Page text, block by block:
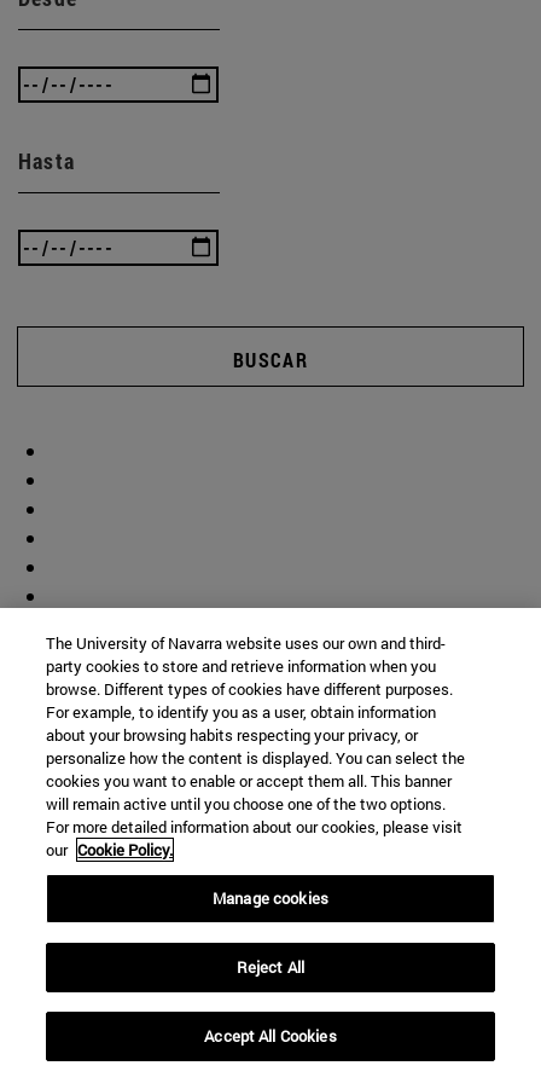
Hasta
BUSCAR
(abre en nueva ventana)
Mi correo(abre en nueva ventana)
Búsqueda de personas (abre en nueva ventana)
The University of Navarra website uses our own and third-
party cookies to store and retrieve information when you
browse. Different types of cookies have different purposes.
For example, to identify you as a user, obtain information
about your browsing habits respecting your privacy, or
personalize how the content is displayed. You can select the
cookies you want to enable or accept them all. This banner
will remain active until you choose one of the two options.
For more detailed information about our cookies, please visit
our Cookie Policy.
Manage cookies
Reject All
Accept All Cookies